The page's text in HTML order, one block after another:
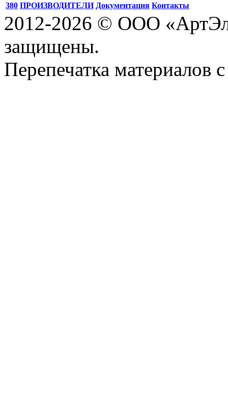
380 ПРОИЗВОДИТЕЛИ Документация Контакты
2012-2026 © ООО
защищены.
Перепечатка материалов